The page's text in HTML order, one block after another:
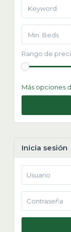
Min. Beds
Rango de
Más opciones
Inicia sesión